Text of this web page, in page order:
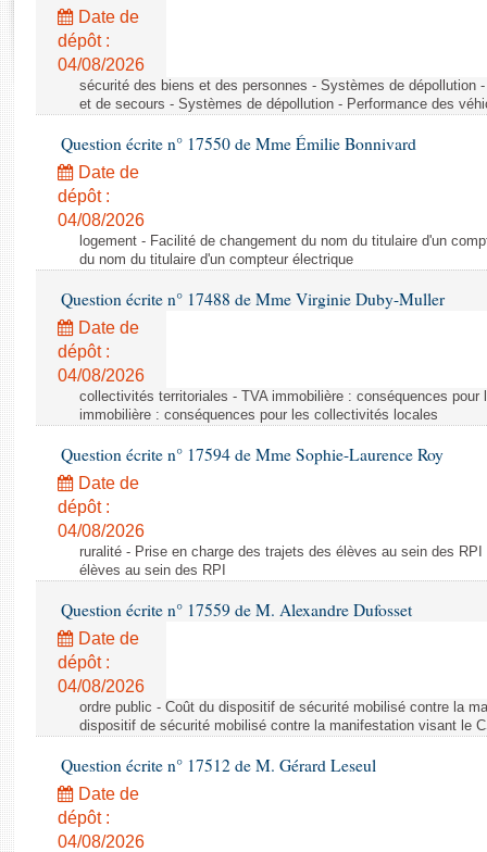
Rapports législatifs
Rapports sur l'application des lois
Baromètre de l’application des lois
Dossiers législatifs
Budget et sécurité sociale
Questions écrites et orales
Comptes rendus des débats
Date de
dépôt :
04/08/2026
sécurité des biens et des personnes - Systèmes de dépollution
et de secours - Systèmes de dépollution - Performance des
Question écrite n° 17550 de Mme Émilie Bonnivard
Date de
dépôt :
04/08/2026
logement - Facilité de changement du nom du titulaire d'un
du nom du titulaire d'un compteur électrique
Question écrite n° 17488 de Mme Virginie Duby-Muller
Date de
dépôt :
04/08/2026
collectivités territoriales - TVA immobilière : conséquences
immobilière : conséquences pour les collectivités locales
Question écrite n° 17594 de Mme Sophie-Laurence Roy
Date de
dépôt :
04/08/2026
ruralité - Prise en charge des trajets des élèves au sein des
élèves au sein des RPI
Question écrite n° 17559 de M. Alexandre Dufosset
Date de
dépôt :
04/08/2026
ordre public - Coût du dispositif de sécurité mobilisé contre la
dispositif de sécurité mobilisé contre la manifestation visant le
Question écrite n° 17512 de M. Gérard Leseul
Date de
dépôt :
04/08/2026